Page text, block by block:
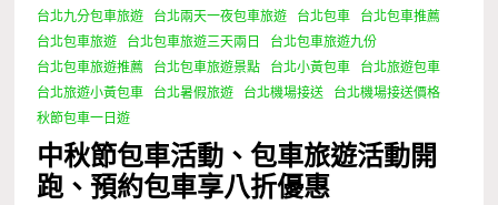
台北九分包車旅遊
台北兩天一夜包車旅遊 台北包車
台北包車推薦
台北包車旅遊
台北包車旅遊三天兩日
台北包車旅遊九份
台北包車旅遊推薦
台北包車旅遊景點 台北小黃包車
台北旅遊包車
台北旅遊小黃包車
台北暑假旅遊 台北機場接送
台北機場接送價格
秋節包車一日遊
中秋節包車活動、包車旅遊活動開
跑、預約包車享八折優惠